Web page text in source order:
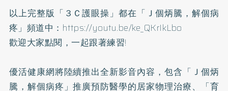
以上完整版「３Ｃ護眼操」都在「Ｊ個炳騰，解個病
疼」頻道中： https://youtu.be/ke_QKrIkLbo
歡迎大家點閱，一起跟著練習!
優活健康網將陸續推出全新影音內容，包含「Ｊ個炳
騰，解個病疼」推廣預防醫學的居家物理治療、「育